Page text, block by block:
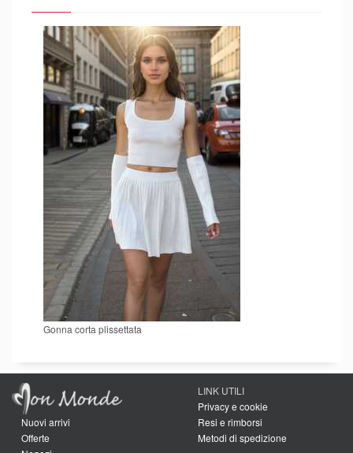
Gonna corta plissettata
Nuovi arrivi
Offerte
LINK UTILI
Privacy e cookie
Resi e rimborsi
Metodi di spedizione